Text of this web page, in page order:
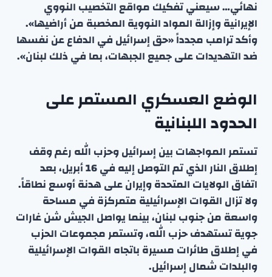
نهائي… سيعني تفكيك مواقع التخصيب النووي
الإيرانية وإزالة المواد النووية المخصبة من أراضيها».
وأكد ترامب مجدداً «حق إسرائيل في الدفاع عن نفسها
ضد التهديدات على جميع الجبهات، بما في ذلك لبنان».
الوضع العسكري المستمر على
الحدود اللبنانية
تستمر المواجهات بين إسرائيل وحزب الله رغم وقف
إطلاق النار الذي تم التوصل إليه في 16 أبريل، بعد
اتفاق الولايات المتحدة وإيران على هدنة أوسع نطاقاً.
ولا تزال القوات الإسرائيلية متمركزة في مساحة
واسعة من جنوب لبنان، بينما يواصل الجيش شن غارات
جوية تستهدف حزب الله، وتستمر مجموعات الحزب
في إطلاق طائرات مسيرة باتجاه القوات الإسرائيلية
والبلدات شمال إسرائيل.